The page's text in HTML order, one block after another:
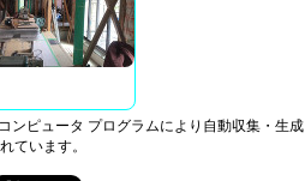
ンピュータ プログラムにより自動収集・生成
ています。